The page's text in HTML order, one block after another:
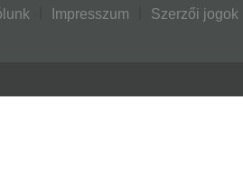
Impresszum Szerzői jogok